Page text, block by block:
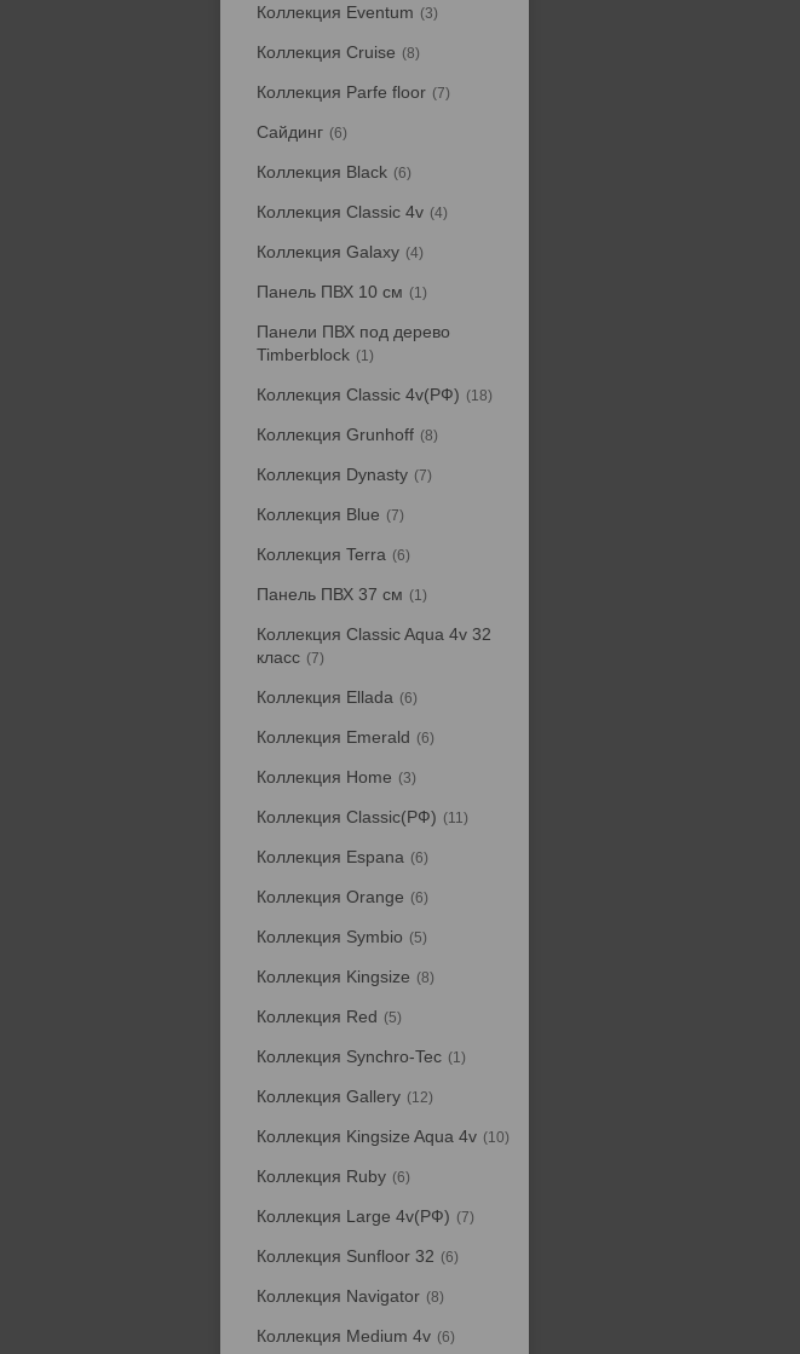
Коллекция Eventum 3
Коллекция Cruise 8
Коллекция Parfe floor 7
Сайдинг 6
Коллекция Black 6
Коллекция Classic 4v 4
Коллекция Galaxy 4
Панель ПВХ 10 см 1
Панели ПВХ под дерево
Timberblock
1
Коллекция Classic 4v(РФ) 18
Коллекция Grunhoff 8
Коллекция Dynasty 7
Коллекция Blue 7
Коллекция Terra 6
Панель ПВХ 37 см 1
Коллекция Classic Aqua 4v 32
класс
7
Коллекция Ellada 6
Коллекция Emerald 6
Коллекция Home 3
Коллекция Classic(РФ) 11
Коллекция Espana 6
Коллекция Orange 6
Коллекция Symbio 5
Коллекция Kingsize 8
Коллекция Red 5
Коллекция Synchro-Tec 1
Коллекция Gallery 12
Коллекция Kingsize Aqua 4v 10
Коллекция Ruby 6
Коллекция Large 4v(РФ) 7
Коллекция Sunfloor 32 6
Коллекция Navigator 8
Коллекция Medium 4v 6